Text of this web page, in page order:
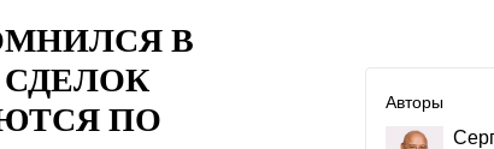
В
СДЕЛОК
ПО
Авторы